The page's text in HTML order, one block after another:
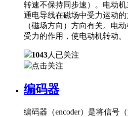
转速不保持同步速）。电动机
通电导线在磁场中受力运动
（磁场方向）方向有关。电
受力的作用，使电动机转动。
1043人已关注
点击关注
编码器
编码器（encoder）是将信号